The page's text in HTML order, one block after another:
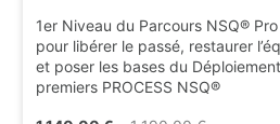
1er Niveau du Parcours NSQ®
pour libérer le passé, restaurer
et poser les bases du
premiers PROCESS NSQ®